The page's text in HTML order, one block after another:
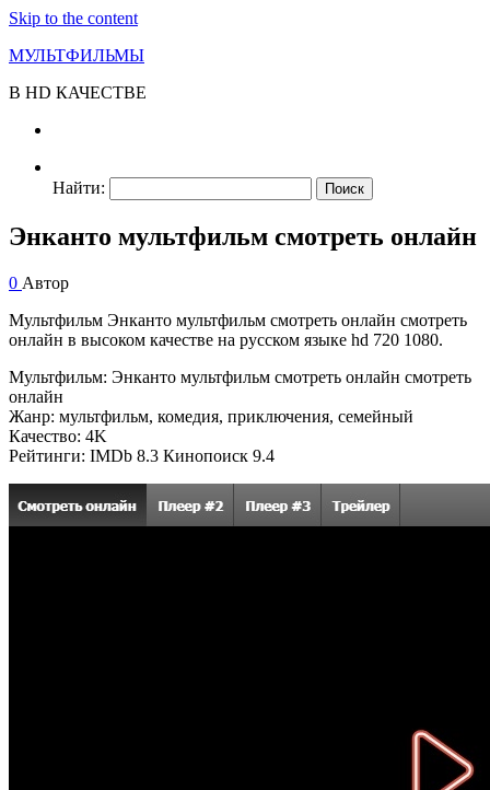
Skip to the content
МУЛЬТФИЛЬМЫ
В HD КАЧЕСТВЕ
Найти:
Энканто мультфильм смотреть онлайн
0 Автор
Мультфильм Энканто мультфильм смотреть онлайн смотреть
онлайн в высоком качестве на русском языке hd 720 1080.
Мультфильм: Энканто мультфильм смотреть онлайн смотреть
онлайн
Жанр: мультфильм, комедия, приключения, семейный
Качество: 4K
Рейтинги: IMDb 8.3 Кинопоиск 9.4